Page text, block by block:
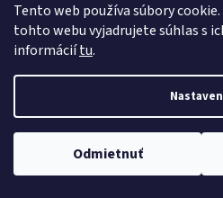
Tento web používa súbory
tohto webu vyjadrujete súhlas s
informáciítu.
Odmietnuť